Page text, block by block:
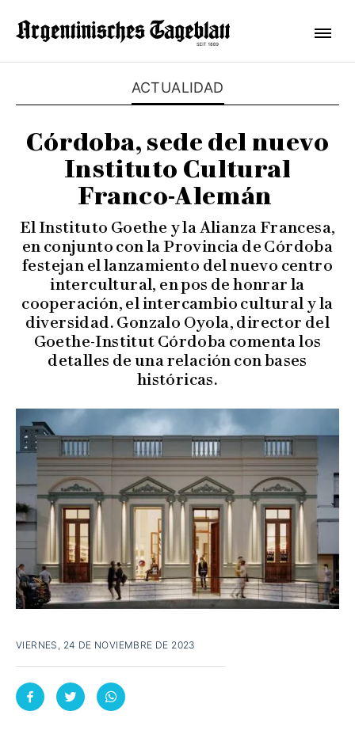
ACTUALIDAD
Córdoba, sede del nuevo
Instituto Cultural
Franco-Alemán
El Instituto Goethe y la Alianza Francesa,
en conjunto con la Provincia de Córdoba
festejan el lanzamiento del nuevo centro
intercultural, en pos de honrar la
cooperación, el intercambio cultural y la
diversidad. Gonzalo Oyola, director del
Goethe-Institut Córdoba comenta los
detalles de una relación con bases
históricas.
VIERNES, 24 DE NOVIEMBRE DE 2023